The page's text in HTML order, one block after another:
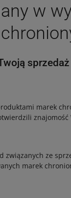
w
marek
związanych ze
marek